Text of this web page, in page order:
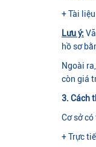
+ Tài
Lưu ý:
hồ sơ
Ngoài
còn giá
3. Cách
Cơ sở
+ Trực